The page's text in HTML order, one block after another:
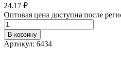
24.17 ₽
Оптовая цена доступна после
В корзину
Артикул: 6434